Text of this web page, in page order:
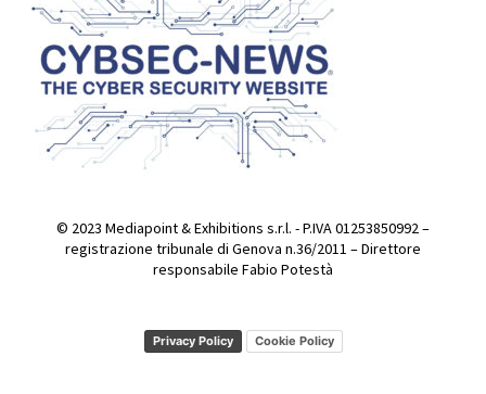
© 2023 Mediapoint & Exhibitions s.r.l. - P.IVA 01253850992 –
registrazione tribunale di Genova n.36/2011 – Direttore
responsabile Fabio Potestà
Privacy Policy Cookie Policy